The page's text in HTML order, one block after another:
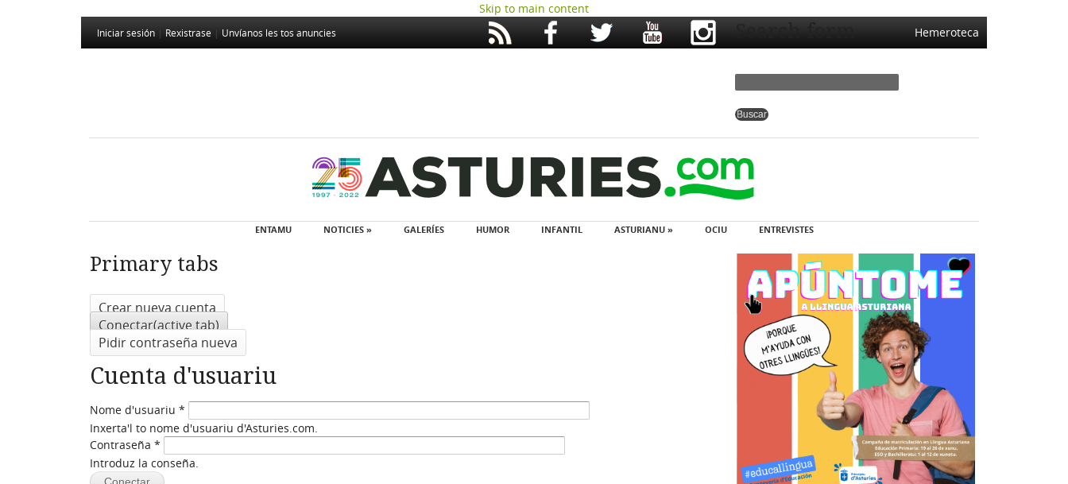
Skip to main content
Iniciar sesión Rexistrase Unvíanos les tos anuncies Hemeroteca
Search form
ENTAMU NOTICIES » GALERÍES HUMOR INFANTIL ASTURIANU » OCIU ENTREVISTES
Primary tabs
Crear nueva cuenta
Conectar(active tab)
Pidir contraseña nueva
Cuenta d'usuariu
Nome d'usuariu *
Inxerta'l to nome d'usuariu d'Asturies.com.
Contraseña *
Introduz la conseña.